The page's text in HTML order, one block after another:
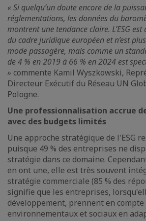
« Si quelqu’un doute encore de la
réglementations, les données du
montrent une tendance claire. L’ESG
du cadre juridique européen et n’est
mode passagère, mais comme un
de 4 % en 2019 à 66 % en 2024 est
» commente Kamil Wyszkowski,
Directeur Exécutif du Réseau UN
Pologne.
Une professionnalisation accrue
avec des budgets limités
Une approche stratégique de l'ESG
puisque 49 % des entreprises ne
stratégie dans ce domaine.
en ont une, elle est très souvent
stratégie commerciale (85 % des
signifie que les entreprises,
développement, prennent en compte
environnementaux et sociaux en